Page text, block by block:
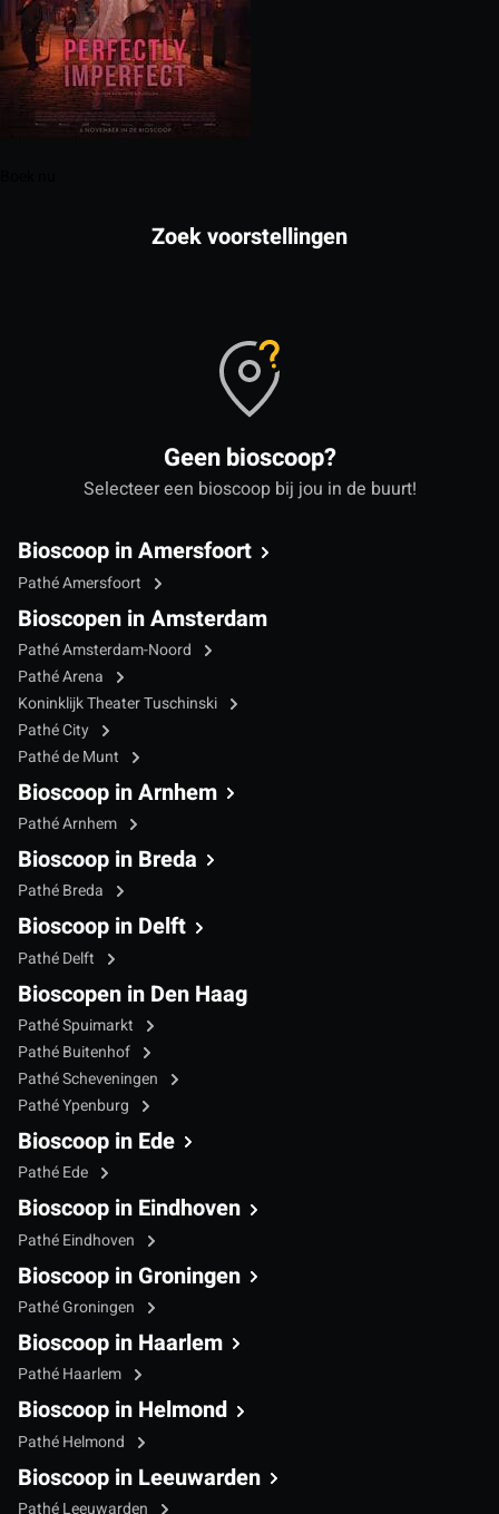
Zoek voorstellingen
Geen bioscoop?
Selecteer een bioscoop bij jou in de buurt!
Bioscoop in Amersfoort
Pathé Amersfoort
Bioscopen in Amsterdam
Pathé Amsterdam-Noord
Pathé Arena
Koninklijk Theater Tuschinski
Pathé City
Pathé de Munt
Bioscoop in Arnhem
Pathé Arnhem
Bioscoop in Breda
Pathé Breda
Bioscoop in Delft
Pathé Delft
Bioscopen in Den Haag
Pathé Spuimarkt
Pathé Buitenhof
Pathé Scheveningen
Pathé Ypenburg
Bioscoop in Ede
Pathé Ede
Bioscoop in Eindhoven
Pathé Eindhoven
Bioscoop in Groningen
Pathé Groningen
Bioscoop in Haarlem
Pathé Haarlem
Bioscoop in Helmond
Pathé Helmond
Bioscoop in Leeuwarden
Pathé Leeuwarden